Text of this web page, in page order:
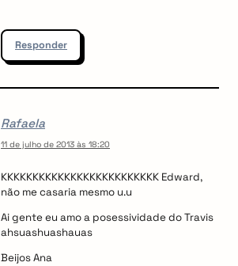
Responder
Rafaela
11 de julho de 2013 às 18:20
KKKKKKKKKKKKKKKKKKKKKKKKK Edward,
não me casaria mesmo u.u
Ai gente eu amo a posessividade do Travis
ahsuashuashauas
Beijos Ana